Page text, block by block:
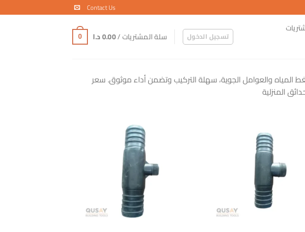
Contact Us
تسجيل الدخول سلة المشتريات /0.00د.ا 0
المياه والعوامل الجوية، سهلة التركيب وتضمن أداء موثوق. سعر
المنزلية